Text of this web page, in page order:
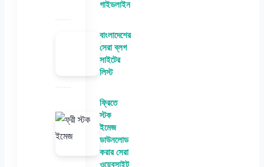
গাইডলাইন
বাংলাদেশের
সেরা ব্লগ
সাইটের
লিস্ট
ফ্রিতে
স্টক
ইমেজ
ডাউনলোড
করার সেরা
ওয়েবসাইট